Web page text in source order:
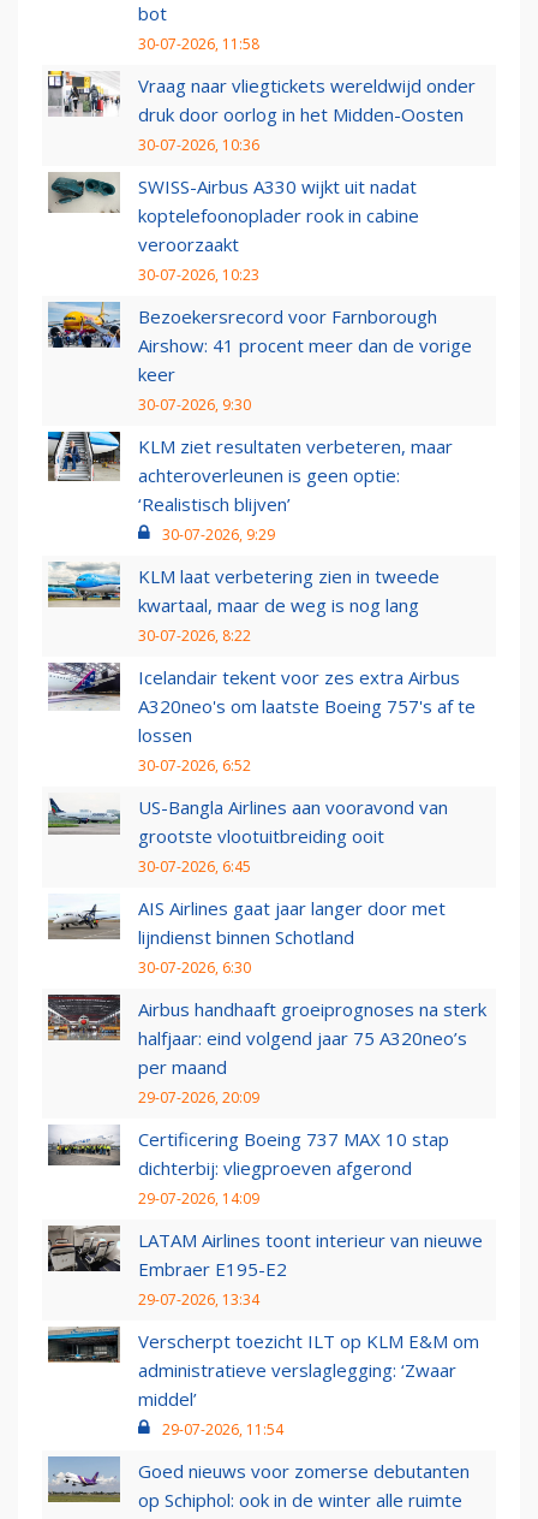
bot
30-07-2026, 11:58
Vraag naar vliegtickets wereldwijd onder
druk door oorlog in het Midden-Oosten
30-07-2026, 10:36
SWISS-Airbus A330 wijkt uit nadat
koptelefoonoplader rook in cabine
veroorzaakt
30-07-2026, 10:23
Bezoekersrecord voor Farnborough
Airshow: 41 procent meer dan de vorige
keer
30-07-2026, 9:30
KLM ziet resultaten verbeteren, maar
achteroverleunen is geen optie:
‘Realistisch blijven’
30-07-2026, 9:29
KLM laat verbetering zien in tweede
kwartaal, maar de weg is nog lang
30-07-2026, 8:22
Icelandair tekent voor zes extra Airbus
A320neo's om laatste Boeing 757's af te
lossen
30-07-2026, 6:52
US-Bangla Airlines aan vooravond van
grootste vlootuitbreiding ooit
30-07-2026, 6:45
AIS Airlines gaat jaar langer door met
lijndienst binnen Schotland
30-07-2026, 6:30
Airbus handhaaft groeiprognoses na sterk
halfjaar: eind volgend jaar 75 A320neo’s
per maand
29-07-2026, 20:09
Certificering Boeing 737 MAX 10 stap
dichterbij: vliegproeven afgerond
29-07-2026, 14:09
LATAM Airlines toont interieur van nieuwe
Embraer E195-E2
29-07-2026, 13:34
Verscherpt toezicht ILT op KLM E&M om
administratieve verslaglegging: ‘Zwaar
middel’
29-07-2026, 11:54
Goed nieuws voor zomerse debutanten
op Schiphol: ook in de winter alle ruimte